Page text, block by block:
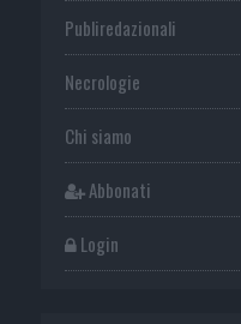
Publiredazionali
Necrologie
Chi siamo
Abbonati
Login